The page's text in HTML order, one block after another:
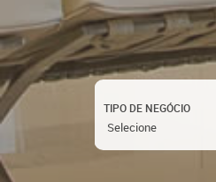
TIPO DE NEGÓCIO